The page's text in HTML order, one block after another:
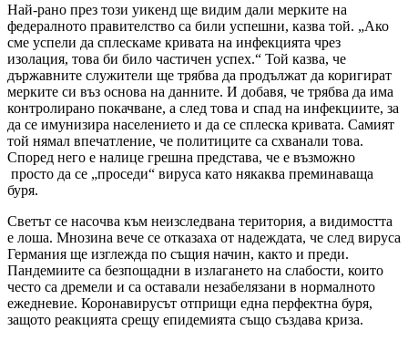
Най-рано през този уикенд ще видим дали мерките на
федералното правителство са били успешни, казва той. „Ако
сме успели да сплескаме кривата на инфекцията чрез
изолация, това би било частичен успех.“ Той казва, че
държавните служители ще трябва да продължат да коригират
мерките си въз основа на данните. И добавя, че трябва да има
контролирано покачване, а след това и спад на инфекциите, за
да се имунизира населението и да се сплеска кривата. Самият
той нямал впечатление, че политиците са схванали това.
Според него е налице грешна представа, че е възможно
просто да се „проседи“ вируса като някаква преминаваща
буря.
Светът се насочва към неизследвана територия, а видимостта
е лоша. Мнозина вече се отказаха от надеждата, че след вируса
Германия ще изглежда по същия начин, както и преди.
Пандемиите са безпощадни в излагането на слабости, които
често са дремели и са оставали незабелязани в нормалното
ежедневие. Коронавирусът отприщи една перфектна буря,
защото реакцията срещу епидемията също създава криза.